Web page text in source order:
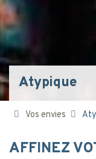
Atypique
Vos envies
AFFINEZ